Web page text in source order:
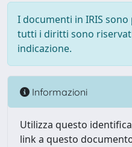
I documenti in IRIS
tutti i diritti sono
indicazione.
Informazioni
Utilizza questo
link a questo